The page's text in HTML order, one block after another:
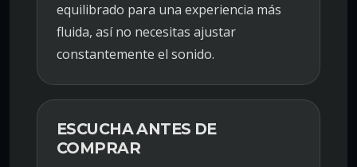
equilibrado para una experiencia más
fluida, así no necesitas ajustar
constantemente el sonido.
ESCUCHA ANTES DE
COMPRAR